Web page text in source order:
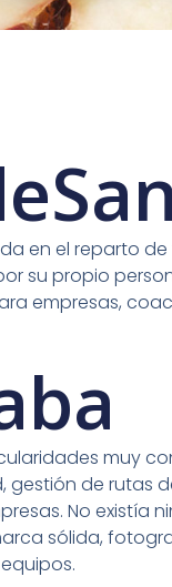
en el reparto
su propio
empresas,
muy
de rutas
No existía
sólida,